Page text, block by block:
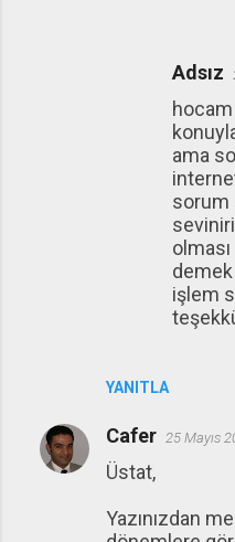
YANITLA
Adsız
ama
sorum
işlem
Cafer 25 Mayıs
Üstat,
Yazınızdan